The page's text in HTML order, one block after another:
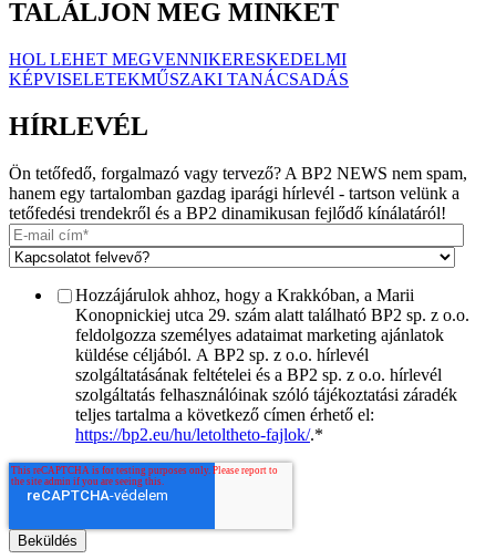
TALÁLJON MEG MINKET
HOL LEHET MEGVENNIKERESKEDELMI
KÉPVISELETEKMŰSZAKI TANÁCSADÁS
HÍRLEVÉL
Ön tetőfedő, forgalmazó vagy tervező? A BP2 NEWS nem spam,
hanem egy tartalomban gazdag iparági hírlevél - tartson velünk a
tetőfedési trendekről és a BP2 dinamikusan fejlődő kínálatáról!
Hozzájárulok ahhoz, hogy a Krakkóban, a Marii
Konopnickiej utca 29. szám alatt található BP2 sp. z o.o.
feldolgozza személyes adataimat marketing ajánlatok
küldése céljából. A BP2 sp. z o.o. hírlevél
szolgáltatásának feltételei és a BP2 sp. z o.o. hírlevél
szolgáltatás felhasználóinak szóló tájékoztatási záradék
teljes tartalma a következő címen érhető el:
https://bp2.eu/hu/letoltheto-fajlok/.*